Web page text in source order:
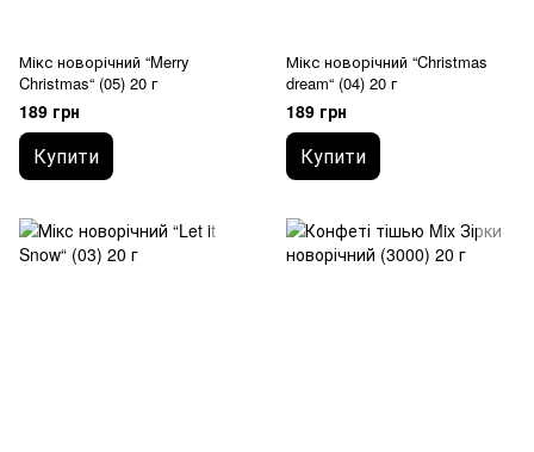
Мікс новорічний “Merry
Christmas“ (05) 20 г
189 грн
Купити
Мікс новорічний “Christmas
dream“ (04) 20 г
189 грн
Купити